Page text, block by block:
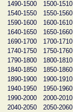
1490-1500
1500-1510
1540-1550
1550-1560
1590-1600
1600-1610
1640-1650
1650-1660
1690-1700
1700-1710
1740-1750
1750-1760
1790-1800
1800-1810
1840-1850
1850-1860
1890-1900
1900-1910
1940-1950
1950-1960
1990-2000
2000-2010
2040-2050
2050-2060